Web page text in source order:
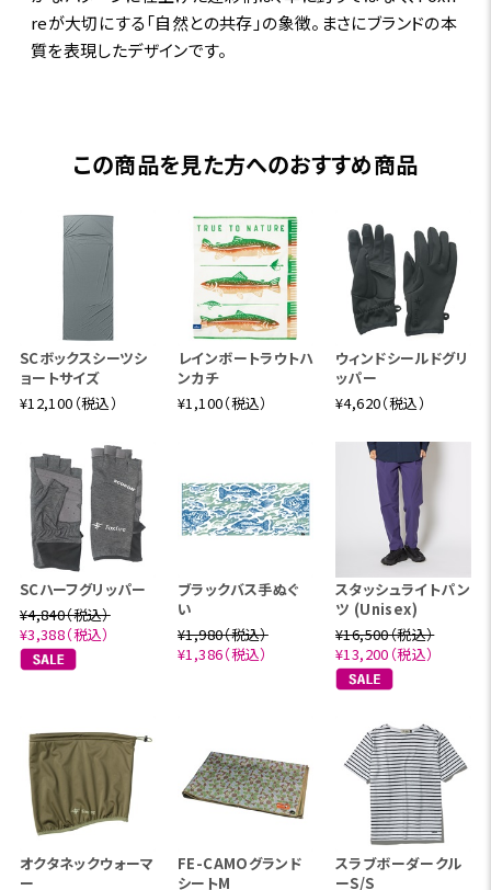
reが大切にする「自然との共存」の象徴。まさにブランドの本
質を表現したデザインです。
この商品を見た方へのおすすめ商品
SCボックスシーツシ
ョートサイズ
¥12,100（税込）
レインボートラウトハ
ンカチ
¥1,100（税込）
ウィンドシールドグリ
ッパー
¥4,620（税込）
SCハーフグリッパー
¥4,840（税込）
¥3,388（税込）
ブラックバス手ぬぐ
い
¥1,980（税込）
¥1,386（税込）
スタッシュライトパン
ツ (Unisex)
¥16,500（税込）
¥13,200（税込）
オクタネックウォーマ
ー
FE-CAMOグランド
シートM
スラブボーダークル
ーS/S